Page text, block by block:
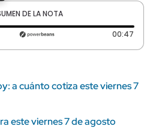
DE LA NOTA
0 segundos 00:47
a cuánto cotiza este viernes 7
este viernes 7 de agosto